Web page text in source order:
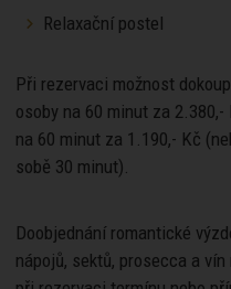
Relaxační postel
Při rezervaci možnost
osoby na 60 minut za
na 60 minut za 1.190,- Kč
sobě 30 minut).
Doobjednání romantické
nápojů, sektů, prosecca a